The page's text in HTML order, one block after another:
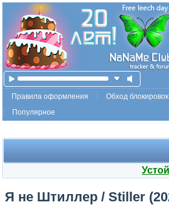
Правила оформления
Обход блокировок
Популярное
Я не Штиллер / Stiller